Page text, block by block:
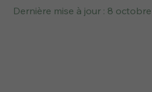
Dernière mise à jour : 8